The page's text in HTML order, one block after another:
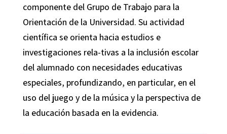
componente del Grupo de Trabajo para la
Orientación de la Universidad. Su actividad
científica se orienta hacia estudios e
investigaciones rela-tivas a la inclusión escolar
del alumnado con necesidades educativas
especiales, profundizando, en particular, en el
uso del juego y de la música y la perspectiva de
la educación basada en la evidencia.